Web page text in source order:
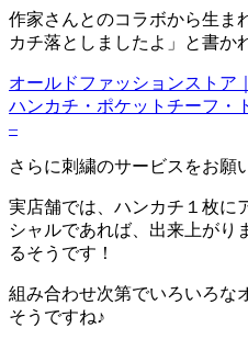
作家さんとのコラボから生ま
カチ落としましたよ」と書か
オールドファッションストア
ハンカチ・ポケットチーフ・
–
さらに刺繍のサービスをお願
実店舗では、ハンカチ１枚に
シャルであれば、出来上がり
るそうです！
組み合わせ次第でいろいろな
そうですね♪